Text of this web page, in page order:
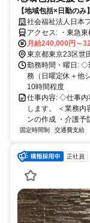
【地域包括×日勤の
｜月給32万円可｜賞
社会福祉法人日本
アクセス:
月給240,000円～
東京都東京23区世
勤務時間・曜日: ◇
務（日曜定休＋他
10時間程度
仕事内容: ◇仕事内
します。 ＜業務内
ンの作成 ・介護予
固定時間制 交通費支給
正社員